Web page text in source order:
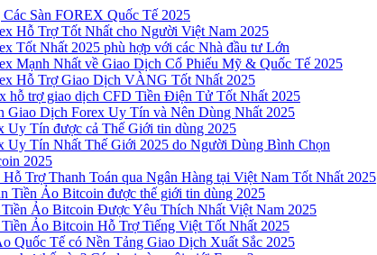
Sàn FOREX Quốc Tế 2025
Hỗ Trợ Tốt Nhất cho Người Việt Nam 2025
Tốt Nhất 2025 phù hợp với các Nhà đầu tư Lớn
Mạnh Nhất về Giao Dịch Cổ Phiếu Mỹ & Quốc Tế 2025
Hỗ Trợ Giao Dịch VÀNG Tốt Nhất 2025
hỗ trợ giao dịch CFD Tiền Điện Tử Tốt Nhất 2025
Giao Dịch Forex Uy Tín và Nên Dùng Nhất 2025
Uy Tín được cả Thế Giới tin dùng 2025
Uy Tín Nhất Thế Giới 2025 do Người Dùng Bình Chọn
2025
Trợ Thanh Toán qua Ngân Hàng tại Việt Nam Tốt Nhất 2025
Tiền Ảo Bitcoin được thế giới tin dùng 2025
Tiền Ảo Bitcoin Được Yêu Thích Nhất Việt Nam 2025
Tiền Ảo Bitcoin Hỗ Trợ Tiếng Việt Tốt Nhất 2025
Quốc Tế có Nền Tảng Giao Dịch Xuất Sắc 2025